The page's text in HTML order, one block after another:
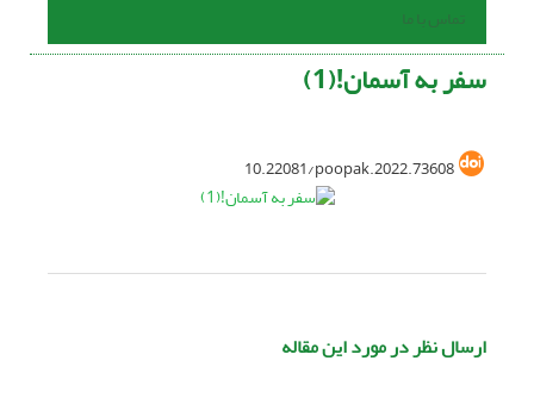
تماس با ما
سفر به آسمان!(1)
10.22081/poopak.2022.73608
ارسال نظر در مورد این مقاله